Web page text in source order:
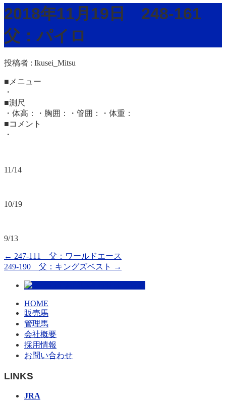
2018年11月19日 248-161
父：パイロ
投稿者 : Ikusei_Mitsu
■メニュー
・
■測尺
・体高：・胸囲：・管囲：・体重：
■コメント
・
11/14
10/19
9/13
← 247-111 父：ワールドエース
249-190 父：キングズベスト
→
HOME
販売馬
管理馬
会社概要
採用情報
お問い合わせ
LINKS
JRA